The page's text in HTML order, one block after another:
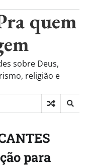
quem
sobre Deus,
religião e
para